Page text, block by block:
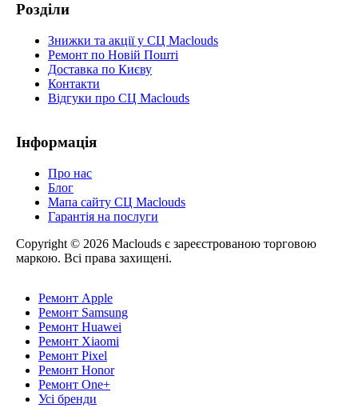
Розділи
Знижки та акції у СЦ Maclouds
Ремонт по Новій Пошті
Доставка по Києву
Контакти
Відгуки про СЦ Maclouds
Інформація
Про нас
Блог
Мапа сайту СЦ Maclouds
Гарантія на послуги
Copyright © 2026 Maclouds є зареєстрованою торговою
маркою. Всі права захищені.
Ремонт Apple
Ремонт Samsung
Ремонт Huawei
Ремонт Xiaomi
Ремонт Pixel
Ремонт Honor
Ремонт One+
Усі бренди